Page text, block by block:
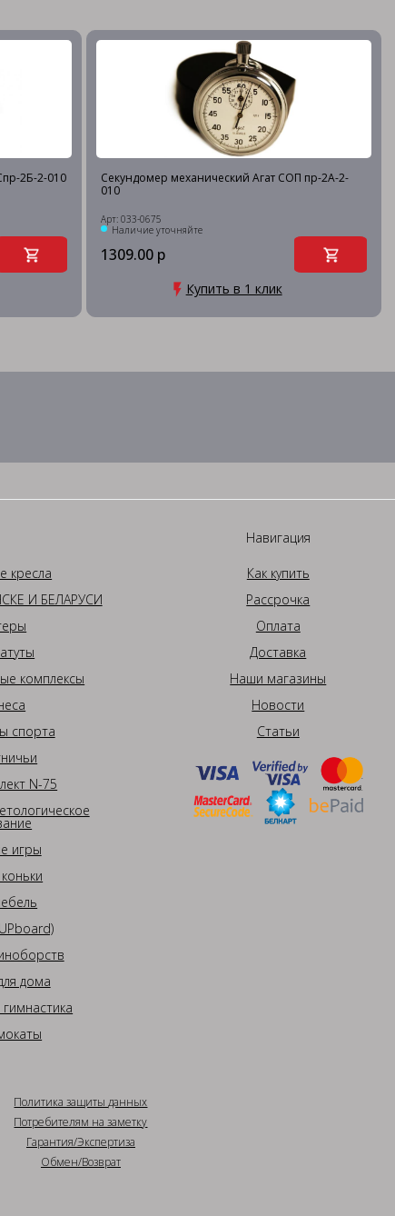
2Б-2-010
Секундомер механический Агат СОП пр-2А-2-
010
Арт: 033-0675
Наличие уточняйте
1309.00 р
Купить в 1 клик
кресла
И БЕЛАРУСИ
комплексы
спорта
N-75
игры
дома
Навигация
Как купить
Рассрочка
Оплата
Доставка
Наши магазины
Новости
Статьи
Политика защиты данных
Потребителям на заметку
Гарантия/Экспертиза
Обмен/Возврат